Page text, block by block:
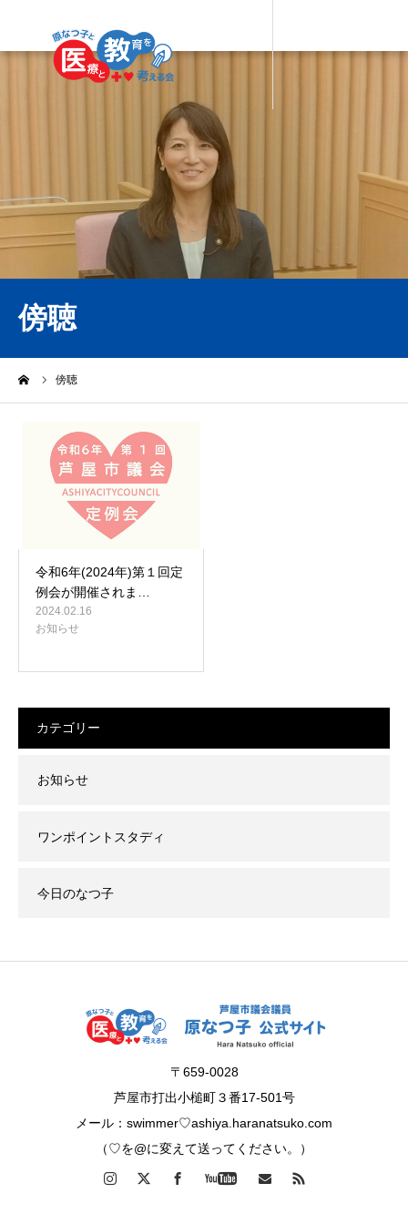
傍聴
傍聴
令和6年(2024年)第１回定
例会が開催されま…
2024.02.16
お知らせ
カテゴリー
お知らせ
ワンポイントスタディ
今日のなつ子
〒659-0028
芦屋市打出小槌町３番17-501号
メール：swimmer♡ashiya.haranatsuko.com
（♡を@に変えて送ってください。）